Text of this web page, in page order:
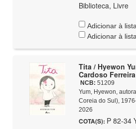
Biblioteca, Livre
Adicionar à lista
Adicionar à
Tita / Hyewon
Cardoso Ferreira
NCB: 51209
Yum, Hyewon,
Coreia do Sul),
2026
COTA(S): P 82-34